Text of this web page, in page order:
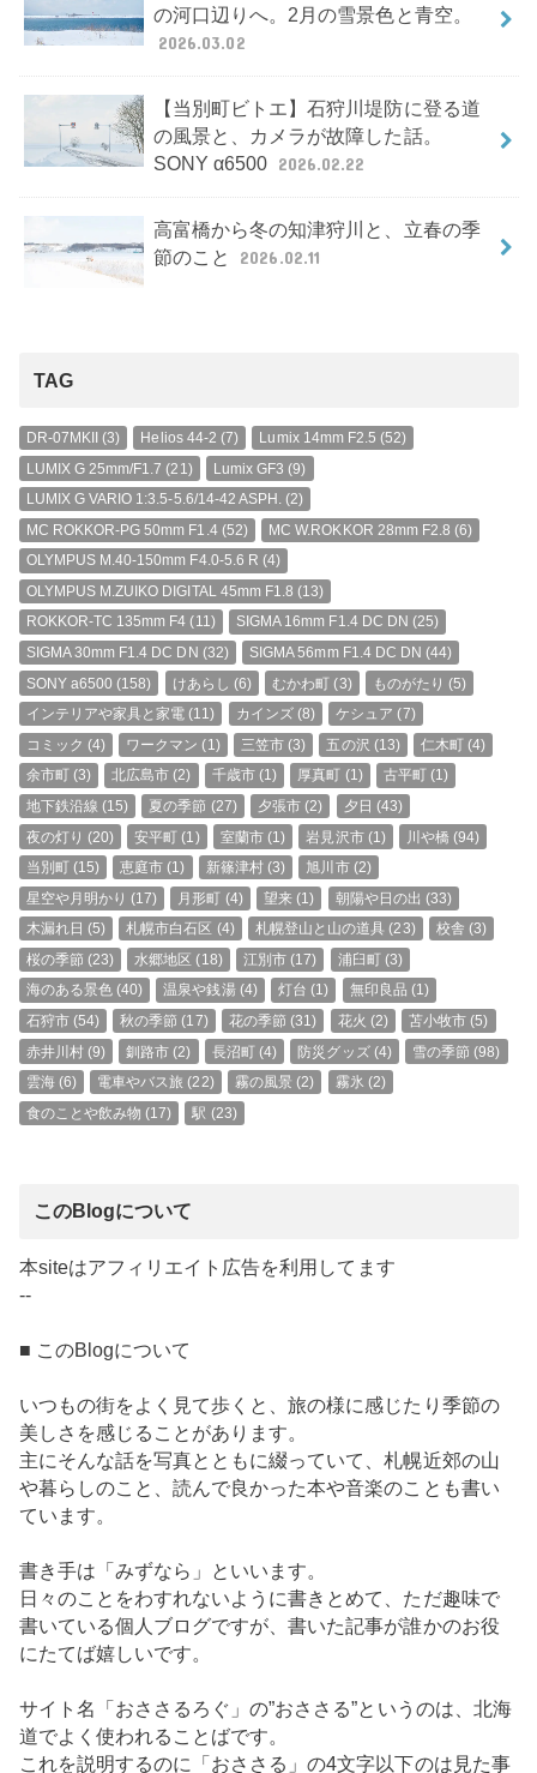
の河口辺りへ。2月の雪景色と青空。
2026.03.02
【当別町ビトエ】石狩川堤防に登る道
の風景と、カメラが故障した話。
SONY α6500 2026.02.22
高富橋から冬の知津狩川と、立春の季
節のこと
2026.02.11
TAG
DR-07MKII (3) Helios 44-2 (7) Lumix 14mm F2.5 (52)
LUMIX G 25mm/F1.7 (21) Lumix GF3 (9)
LUMIX G VARIO 1:3.5-5.6/14-42 ASPH. (2)
MC ROKKOR-PG 50mm F1.4(52) MC W.ROKKOR 28mm F2.8 (6)
OLYMPUS M.40-150mm F4.0-5.6 R (4)
OLYMPUS M.ZUIKO DIGITAL 45mm F1.8 (13)
ROKKOR-TC 135mm F4 (11) SIGMA 16mm F1.4 DC DN (25)
SIGMA 30mm F1.4 DC DN (32) SIGMA 56mm F1.4 DC DN (44)
SONY a6500 (158) けあらし (6) むかわ町 (3) ものがたり (5)
インテリアや家具と家電 (11) カインズ(8) ケシュア (7)
コミック (4) ワークマン (1) 三笠市 (3) 五の沢 (13) 仁木町 (4)
余市町(3) 北広島市 (2) 千歳市(1) 厚真町 (1) 古平町 (1)
地下鉄沿線 (15) 夏の季節 (27) 夕張市 (2) 夕日 (43)
夜の灯り (20) 安平町 (1) 室蘭市(1) 岩見沢市(1) 川や橋 (94)
当別町(15) 恵庭市 (1) 新篠津村(3) 旭川市(2)
星空や月明かり (17) 月形町 (4) 望来 (1) 朝陽や日の出 (33)
木漏れ日 (5) 札幌市白石区 (4) 札幌登山と山の道具 (23) 校舎 (3)
桜の季節 (23) 水郷地区 (18) 江別市 (17) 浦臼町(3)
海のある景色(40) 温泉や銭湯(4) 灯台 (1) 無印良品 (1)
石狩市(54) 秋の季節 (17) 花の季節 (31) 花火 (2) 苫小牧市 (5)
赤井川村(9) 釧路市 (2) 長沼町(4) 防災グッズ(4) 雪の季節 (98)
雲海(6) 電車やバス旅 (22) 霧の風景 (2) 霧氷 (2)
食のことや飲み物 (17) 駅 (23)
このBlogについて
本siteはアフィリエイト広告を利用してます
--
■ このBlogについて
いつもの街をよく見て歩くと、旅の様に感じたり季節の
美しさを感じることがあります。
主にそんな話を写真とともに綴っていて、札幌近郊の山
や暮らしのこと、読んで良かった本や音楽のことも書い
ています。
書き手は「みずなら」といいます。
日々のことをわすれないように書きとめて、ただ趣味で
書いている個人ブログですが、書いた記事が誰かのお役
にたてば嬉しいです。
サイト名「おささるろぐ」の”おささる”というのは、北海
道でよく使われることばです。
これを説明するのに「おささる」の4文字以下のは見た事